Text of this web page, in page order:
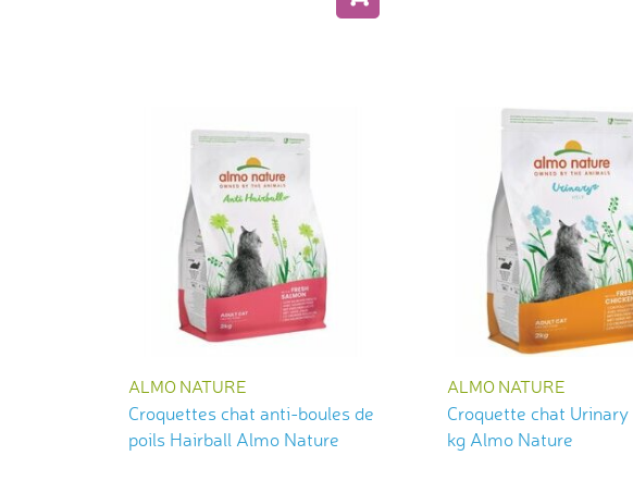
ALMO NATURE
Croquettes chat anti-boules de
poils Hairball Almo Nature
ALMO NATURE
Croquette chat Urinary
kg Almo Nature